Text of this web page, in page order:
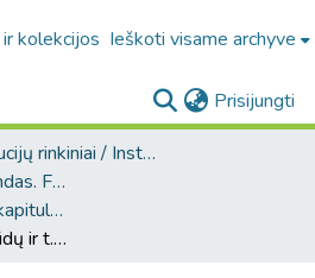
ir kolekcijos Ieškoti visame archyve
Prisijungti
5.3. Institucijų rinkiniai / Institutional collections
Vilniaus kapitulos fondas. F43
Braševičiai (Vilniaus kapitulos fondas. F43. Bažnytinės valdos)
[Braševičių dvaro grūdų ir t.t. 1835-1836 m. pajamų ir išlaidų registracijos knyga]